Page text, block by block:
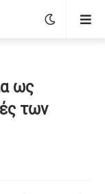
ως
των